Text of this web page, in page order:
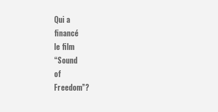
Qui a
financé
le film
“Sound
of
Freedom”?